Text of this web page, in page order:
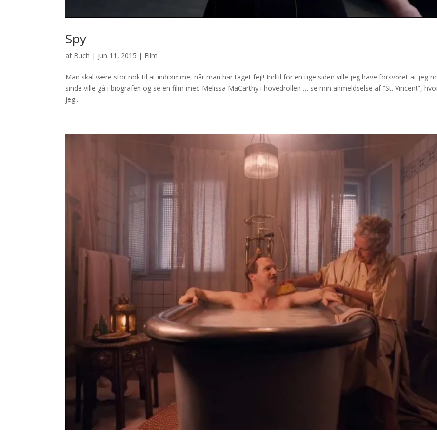
Spy
af Buch | jun 11, 2015 | Film
Man skal være stor nok til at indrømme, når man har taget fejl! Indtil for en uge siden ville jeg have forsvoret at jeg
sinde ville gå i biografen og se en film med Melissa MaCarthy i hovedrollen … se min anmeldselse af “St. Vincent”,
jeg...